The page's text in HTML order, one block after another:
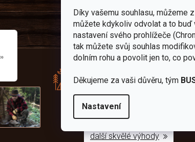
Díky vašemu souhlasu, můžeme
můžete kdykoliv odvolat a to
nastavení svého prohlížeče
tak můžete svůj souhlas
dolním rohu a povolit jen to, co
Děkujeme za vaši důvěru, tým
Nastavení
Rádi
předáváme
zkušenosti
vám s
výběrem
Zboží
sami
U nás
nekoupíte
2
další skvělé výhody